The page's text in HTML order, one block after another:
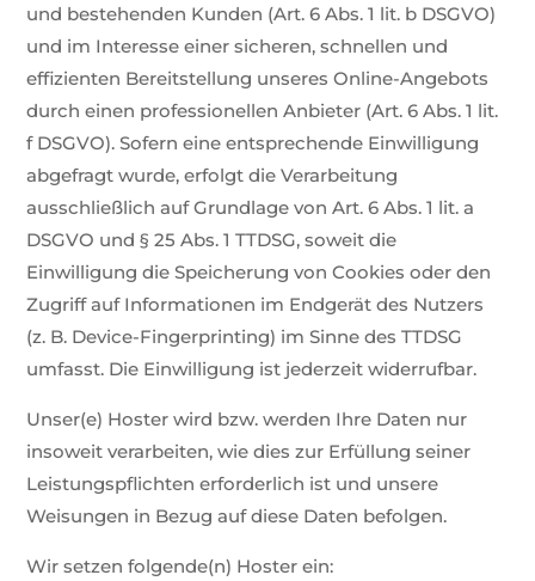
und bestehenden Kunden (Art. 6 Abs. 1 lit. b DSGVO)
und im Interesse einer sicheren, schnellen und
effizienten Bereitstellung unseres Online-Angebots
durch einen professionellen Anbieter (Art. 6 Abs. 1 lit.
f DSGVO). Sofern eine entsprechende Einwilligung
abgefragt wurde, erfolgt die Verarbeitung
ausschließlich auf Grundlage von Art. 6 Abs. 1 lit. a
DSGVO und § 25 Abs. 1 TTDSG, soweit die
Einwilligung die Speicherung von Cookies oder den
Zugriff auf Informationen im Endgerät des Nutzers
(z. B. Device-Fingerprinting) im Sinne des TTDSG
umfasst. Die Einwilligung ist jederzeit widerrufbar.
Unser(e) Hoster wird bzw. werden Ihre Daten nur
insoweit verarbeiten, wie dies zur Erfüllung seiner
Leistungspflichten erforderlich ist und unsere
Weisungen in Bezug auf diese Daten befolgen.
Wir setzen folgende(n) Hoster ein: